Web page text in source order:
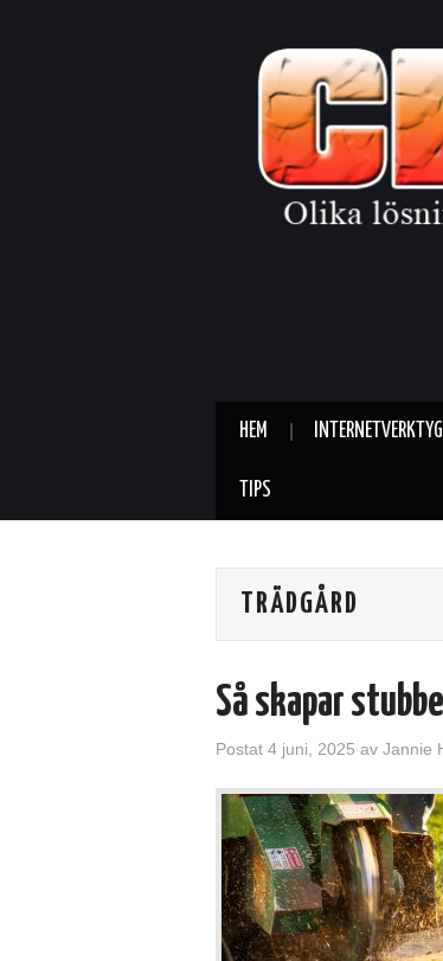
HEM INTERNETVERKTYG
TIPS
TRÄDGÅRD
Så skapar
Postat 4 juni, 2025 av Jannie